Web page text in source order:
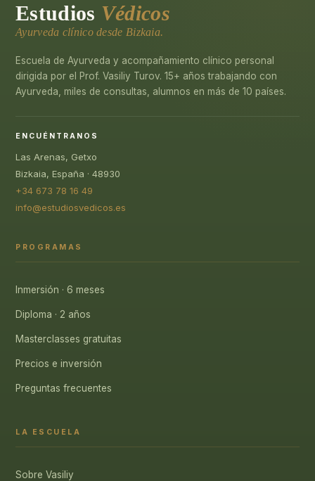
Estudios Védicos
Ayurveda clínico desde Bizkaia.
Escuela de Ayurveda y acompañamiento clínico personal
dirigida por el Prof. Vasiliy Turov. 15+ años trabajando con
Ayurveda, miles de consultas, alumnos en más de 10 países.
ENCUÉNTRANOS
Las Arenas, Getxo
Bizkaia, España · 48930
+34 673 78 16 49
info@estudiosvedicos.es
PROGRAMAS
Inmersión · 6 meses
Diploma · 2 años
Masterclasses gratuitas
Precios e inversión
Preguntas frecuentes
LA ESCUELA
Sobre Vasiliy